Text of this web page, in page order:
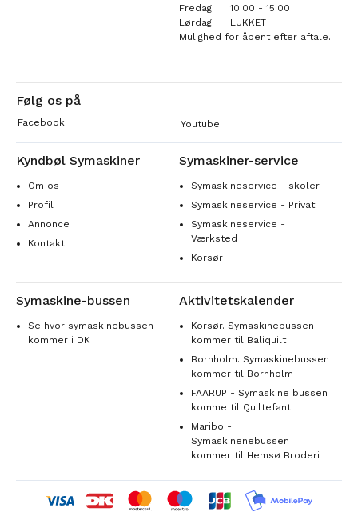
Fredag:
10:00 - 15:00
Lørdag:
LUKKET
Mulighed for åbent efter aftale.
Følg os på
Facebook Youtube
Kyndbøl Symaskiner
Om os
Profil
Annonce
Kontakt
Symaskiner-service
Symaskineservice - skoler
Symaskineservice - Privat
Symaskineservice -
Værksted
Korsør
Symaskine-bussen
Se hvor symaskinebussen
kommer i DK
Aktivitetskalender
Korsør. Symaskinebussen
kommer til Baliquilt
Bornholm. Symaskinebussen
kommer til Bornholm
FAARUP - Symaskine bussen
komme til Quiltefant
Maribo -
Symaskinenebussen
kommer til Hemsø Broderi